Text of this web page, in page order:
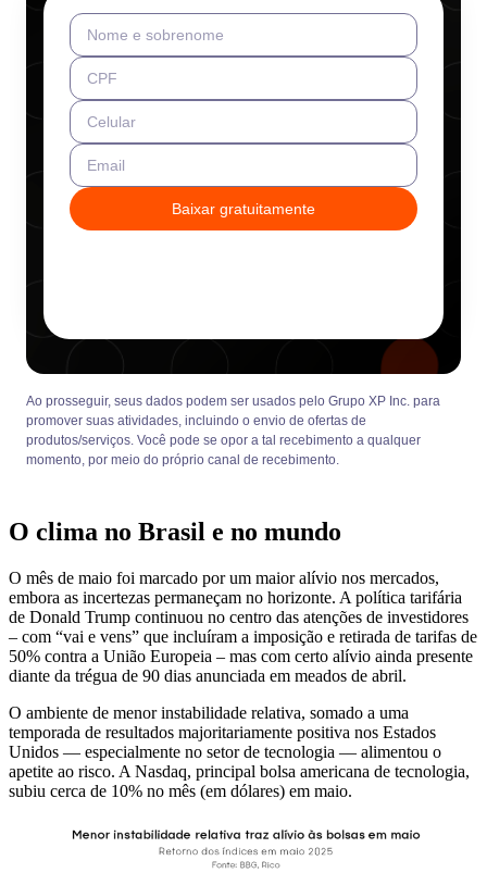
Nome e sobrenome
CPF
Celular
Email
Baixar gratuitamente
Ao prosseguir, seus dados podem ser usados pelo Grupo XP Inc. para
promover suas atividades, incluindo o envio de ofertas de
produtos/serviços. Você pode se opor a tal recebimento a qualquer
momento, por meio do próprio canal de recebimento.
O clima no Brasil e no mundo
O mês de maio foi marcado por um maior alívio nos mercados,
embora as incertezas permaneçam no horizonte. A política tarifária
de Donald Trump continuou no centro das atenções de investidores
– com “vai e vens” que incluíram a imposição e retirada de tarifas de
50% contra a União Europeia – mas com certo alívio ainda presente
diante da trégua de 90 dias anunciada em meados de abril.
O ambiente de menor instabilidade relativa, somado a uma
temporada de resultados majoritariamente positiva nos Estados
Unidos — especialmente no setor de tecnologia — alimentou o
apetite ao risco. A Nasdaq, principal bolsa americana de tecnologia,
subiu cerca de 10% no mês (em dólares) em maio.